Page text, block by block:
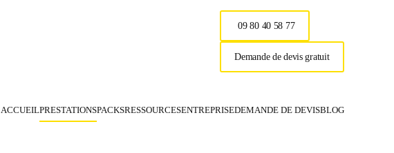
09 80 40 58 77
Demande de devis gratuit
ACCUEILPRESTATIONSPACKSRESSOURCESENTREPRISEDEMANDE DE DEVISBLOG